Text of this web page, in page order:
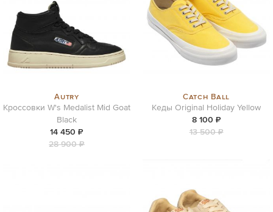
Autry
Кроссовки W's Medalist Mid Goat
Black
14 450 ₽
28 900 ₽
Catch Ball
Кеды Original Holiday Yellow
8 100 ₽
13 500 ₽